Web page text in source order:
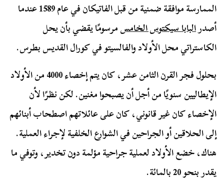
الممارسة موافقة ضمنية من قبل الفاتيكان في عام 1589 عندما
أصدرالبابا سيكتوس الخامسمرسومًا يقضي بأن يحل
الكاستراتي محل الأولاد والفالسيتو في كورال القديس بطرس.
بحلول فجر القرن الثامن عشر، كان يتم إخصاء 4000 من الأولاد
الإيطاليين سنويًا من أجل أن يصبحوا مغنين. لكن نظرًا لأن
الإخصاء كان غير قانوني، كان على عائلاتهم اصطحاب أبنائهم
إلى الحلاقين أو الجراحين في الشوارع الخلفية لإجراء العملية.
هناك، خضع الأولاد لعملية جراحية مؤلمة دون تخدير، وتوفي ما
يقدر بنحو 20 بالمائة.